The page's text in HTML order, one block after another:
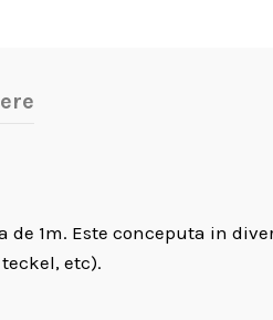
1m. Este conceputa in
etc).